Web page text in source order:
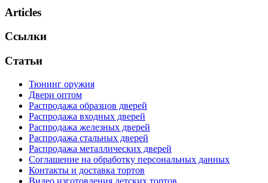
Articles
Ссылки
Статьи
Тюнинг оружия
Двери оптом
Распродажа образцов дверей
Распродажа входных дверей
Распродажа железных дверей
Распродажа стальных дверей
Распродажа металлических дверей
Соглашение на обработку персональных данных
Контакты и доставка тортов
Видео изготовления детских тортов